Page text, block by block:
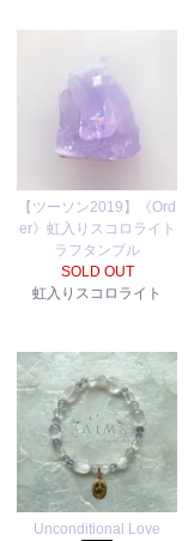
【ツーソン2019】《Ord
er》虹入りスコロライト
ラフタンブル
SOLD OUT
虹入りスコロライト
Unconditional Love